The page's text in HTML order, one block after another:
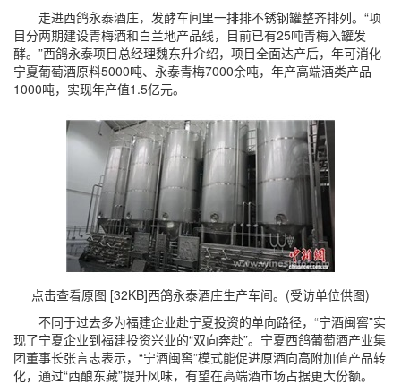
走进西鸽永泰酒庄，发酵车间里一排排不锈钢罐整齐排列。“项
目分两期建设青梅酒和白兰地产品线，目前已有25吨青梅入罐发
酵。”西鸽永泰项目总经理魏东升介绍，项目全面达产后，年可消化
宁夏葡萄酒原料5000吨、永泰青梅7000余吨，年产高端酒类产品
1000吨，实现年产值1.5亿元。
点击查看原图 [32KB]西鸽永泰酒庄生产车间。(受访单位供图)
不同于过去多为福建企业赴宁夏投资的单向路径，“宁酒闽窖”实
现了宁夏企业到福建投资兴业的“双向奔赴”。宁夏西鸽葡萄酒产业集
团董事长张言志表示，“宁酒闽窖”模式能促进原酒向高附加值产品转
化，通过“西酿东藏”提升风味，有望在高端酒市场占据更大份额。